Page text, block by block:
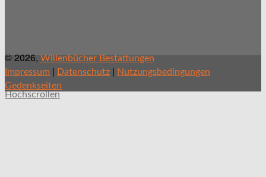
© 2026, Willenbücher Bestattungen
Impressum | Datenschutz | Nutzungsbedingungen
Gedenkseiten
Hochscrollen